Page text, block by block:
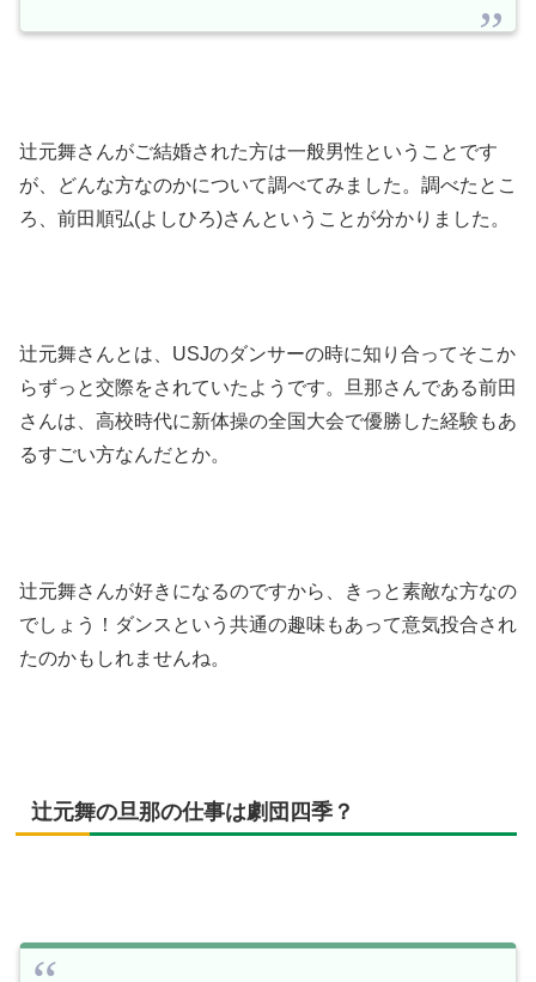
辻元舞さんがご結婚された方は一般男性ということです
が、どんな方なのかについて調べてみました。調べたとこ
ろ、前田順弘(よしひろ)さんということが分かりました。
辻元舞さんとは、USJのダンサーの時に知り合ってそこか
らずっと交際をされていたようです。旦那さんである前田
さんは、高校時代に新体操の全国大会で優勝した経験もあ
るすごい方なんだとか。
辻元舞さんが好きになるのですから、きっと素敵な方なの
でしょう！ダンスという共通の趣味もあって意気投合され
たのかもしれませんね。
辻元舞の旦那の仕事は劇団四季？